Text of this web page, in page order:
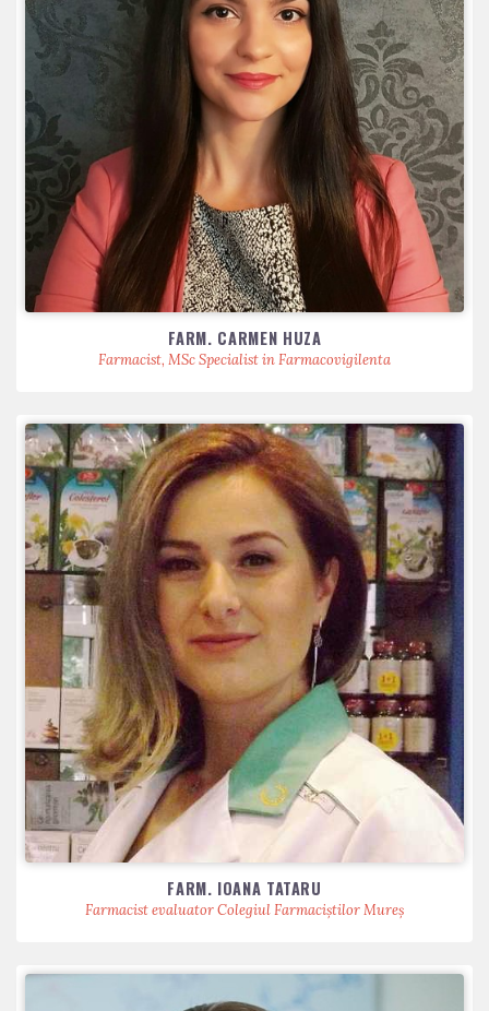
FARM. CARMEN HUZA
Farmacist, MSc Specialist in Farmacovigilenta
FARM. IOANA TATARU
Farmacist evaluator Colegiul Farmaciștilor Mureș